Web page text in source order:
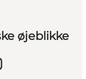
øjeblikke